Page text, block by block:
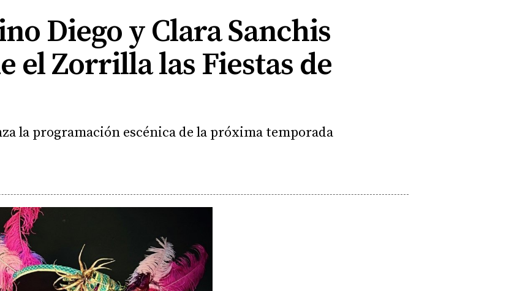
Diego y Clara Sanchis
el Zorrilla las Fiestas de
la programación escénica de la próxima temporada